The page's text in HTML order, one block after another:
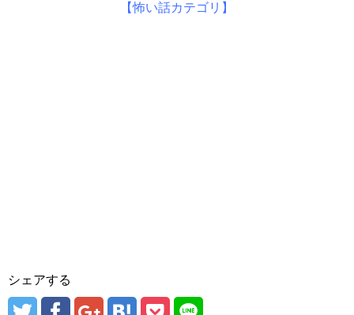
【怖い話カテゴリ】
シェアする